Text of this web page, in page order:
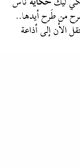
من طَرح أيدها..
الأن إلى أذاعة